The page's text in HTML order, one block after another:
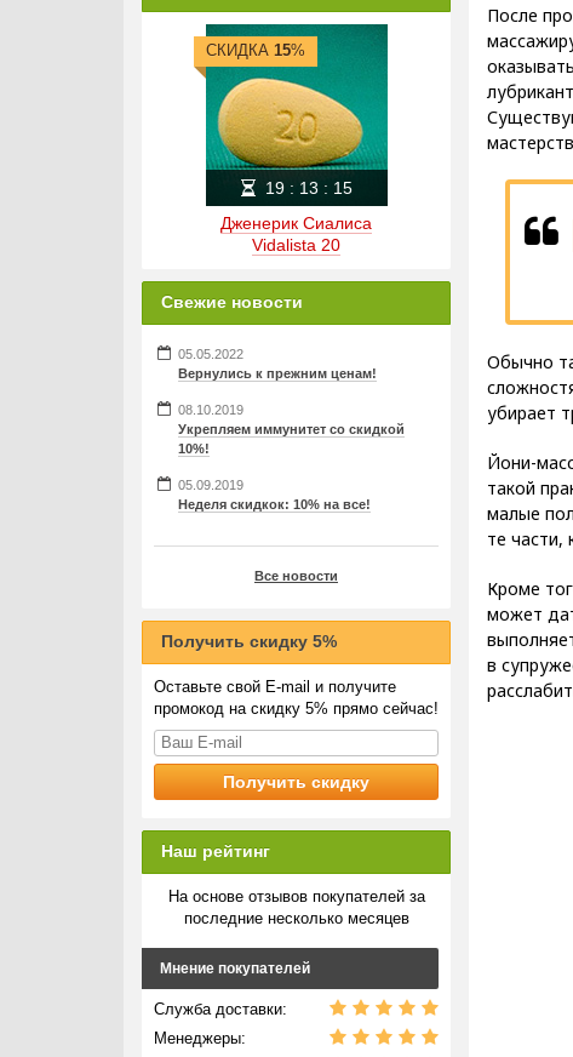
После
Обычно
убирает
Йони-
такой
малые
те части,
Кроме
может
в
Дженерик Сиалиса
Vidalista 20
СКИДКА 15%
19: 13 : 14
Свежие новости
05.05.2022
Вернулись к прежним ценам!
08.10.2019
Укрепляем иммунитет со скидкой
10%!
05.09.2019
Неделя скидкок: 10% на все!
Все новости
Получить скидку 5%
Оставьте свой E-mail и получите
промокод на скидку 5% прямо сейчас!
Наш рейтинг
На основе отзывов покупателей за
последние несколько месяцев
Мнение покупателей
Служба доставки:
Менеджеры: